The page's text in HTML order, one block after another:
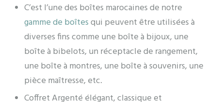
C’est l’une des boîtes marocaines de notre
gamme de boîtesqui peuvent être utilisées à
diverses fins comme une boîte à bijoux, une
boîte à bibelots, un réceptacle de rangement,
une boîte à montres, une boîte à souvenirs, une
pièce maîtresse, etc.
Coffret Argenté élégant, classique et